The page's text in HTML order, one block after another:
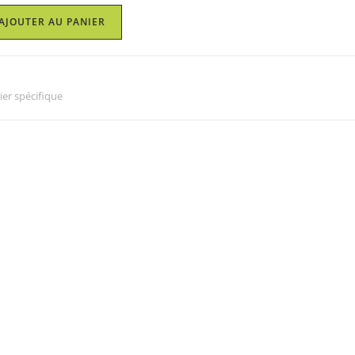
AU PANIER
spécifique